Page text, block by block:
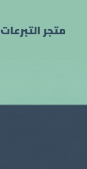
متجر التبرعات